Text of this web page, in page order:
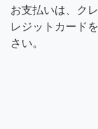
お支払いは、ク
レジットカード
さい。